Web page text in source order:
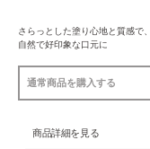
さらっとした塗り心地と質感で、
自然で好印象な口元に
通常商品を購入する
商品詳細を見る